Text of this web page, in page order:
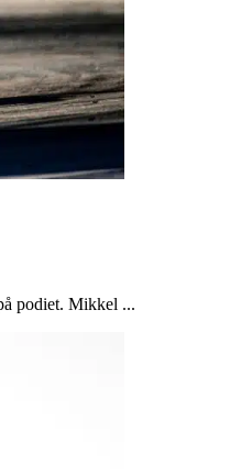
podiet. Mikkel ...